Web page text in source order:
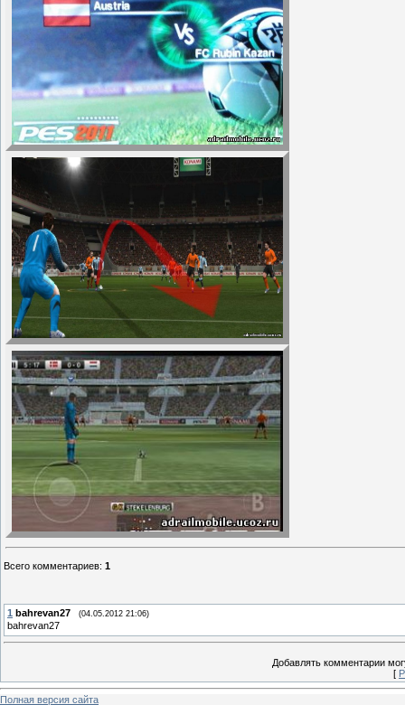
Всего комментариев: 1
1 bahrevan27 (04.05.2012 21:06)
bahrevan27
Добавлять комментарии
[
Полная версия сайта